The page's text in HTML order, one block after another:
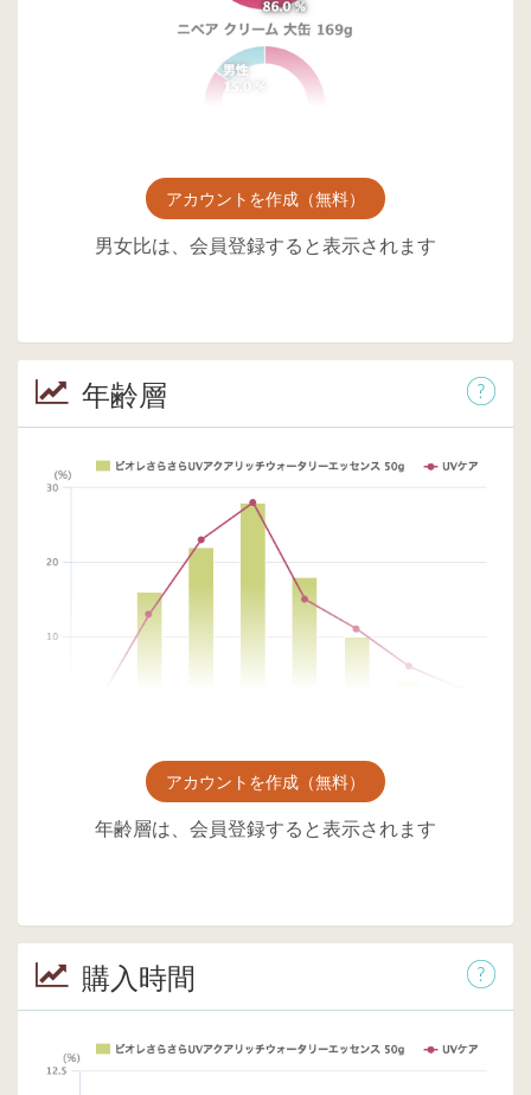
アカウントを作成（無料）
男女比は、会員登録すると表示されます
年齢層
アカウントを作成（無料）
年齢層は、会員登録すると表示されます
購入時間